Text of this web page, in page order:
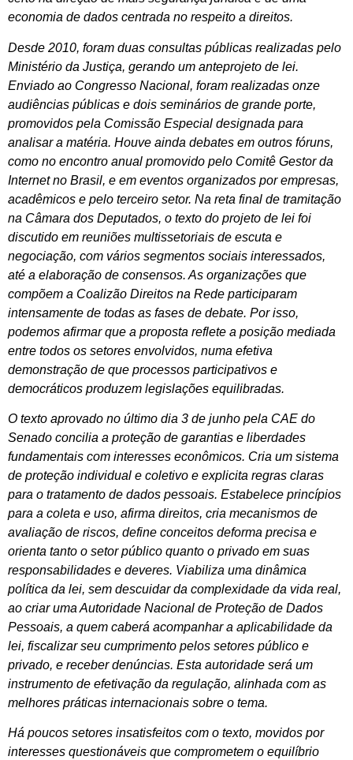
economia de dados centrada no respeito a direitos.
Desde 2010, foram duas consultas públicas realizadas pelo
Ministério da Justiça, gerando um anteprojeto de lei.
Enviado ao Congresso Nacional, foram realizadas onze
audiências públicas e dois seminários de grande porte,
promovidos pela Comissão Especial designada para
analisar a matéria. Houve ainda debates em outros fóruns,
como no encontro anual promovido pelo Comitê Gestor da
Internet no Brasil, e em eventos organizados por empresas,
acadêmicos e pelo terceiro setor. Na reta final de tramitação
na Câmara dos Deputados, o texto do projeto de lei foi
discutido em reuniões multissetoriais de escuta e
negociação, com vários segmentos sociais interessados,
até a elaboração de consensos. As organizações que
compõem a Coalizão Direitos na Rede participaram
intensamente de todas as fases de debate. Por isso,
podemos afirmar que a proposta reflete a posição mediada
entre todos os setores envolvidos, numa efetiva
demonstração de que processos participativos e
democráticos produzem legislações equilibradas.
O texto aprovado no último dia 3 de junho pela CAE do
Senado concilia a proteção de garantias e liberdades
fundamentais com interesses econômicos. Cria um sistema
de proteção individual e coletivo e explicita regras claras
para o tratamento de dados pessoais. Estabelece princípios
para a coleta e uso, afirma direitos, cria mecanismos de
avaliação de riscos, define conceitos deforma precisa e
orienta tanto o setor público quanto o privado em suas
responsabilidades e deveres. Viabiliza uma dinâmica
política da lei, sem descuidar da complexidade da vida real,
ao criar uma Autoridade Nacional de Proteção de Dados
Pessoais, a quem caberá acompanhar a aplicabilidade da
lei, fiscalizar seu cumprimento pelos setores público e
privado, e receber denúncias. Esta autoridade será um
instrumento de efetivação da regulação, alinhada com as
melhores práticas internacionais sobre o tema.
Há poucos setores insatisfeitos com o texto, movidos por
interesses questionáveis que comprometem o equilíbrio